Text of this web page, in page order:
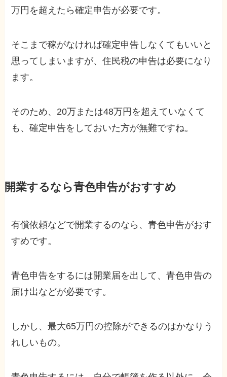
万円を超えたら確定申告が必要です。
そこまで稼がなければ確定申告しなくてもいいと
思ってしまいますが、住民税の申告は必要になり
ます。
そのため、20万または48万円を超えていなくて
も、確定申告をしておいた方が無難ですね。
開業するなら青色申告がおすすめ
有償依頼などで開業するのなら、青色申告がおす
すめです。
青色申告をするには開業届を出して、青色申告の
届け出などが必要です。
しかし、最大65万円の控除ができるのはかなりう
れしいもの。